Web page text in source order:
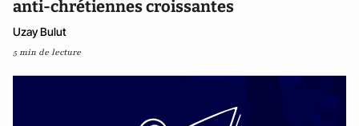
anti-chrétiennes croissantes
Uzay Bulut
5 min de lecture